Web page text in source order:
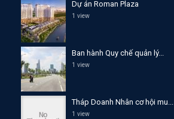
Dự án Roman Plaza
1 view
Ban hành Quy chế quản lý...
1 view
Tháp Doanh Nhân cơ hội mu...
1 view